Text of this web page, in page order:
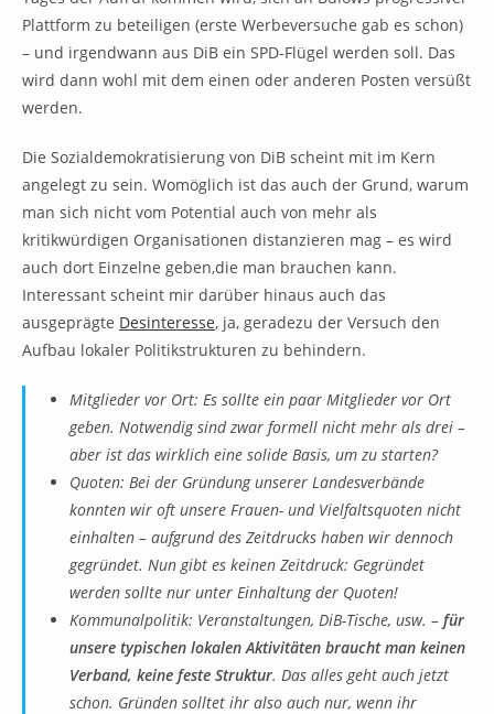
Plattform zu beteiligen (erste Werbeversuche gab es schon)
– und irgendwann aus DiB ein SPD-Flügel werden soll. Das
wird dann wohl mit dem einen oder anderen Posten versüßt
werden.
Die Sozialdemokratisierung von DiB scheint mit im Kern
angelegt zu sein. Womöglich ist das auch der Grund, warum
man sich nicht vom Potential auch von mehr als
kritikwürdigen Organisationen distanzieren mag – es wird
auch dort Einzelne geben,die man brauchen kann.
Interessant scheint mir darüber hinaus auch das
ausgeprägte Desinteresse, ja, geradezu der Versuch den
Aufbau lokaler Politikstrukturen zu behindern.
Mitglieder vor Ort: Es sollte ein paar Mitglieder vor Ort
geben. Notwendig sind zwar formell nicht mehr als drei –
aber ist das wirklich eine solide Basis, um zu starten?
Quoten: Bei der Gründung unserer Landesverbände
konnten wir oft unsere Frauen- und Vielfaltsquoten nicht
einhalten – aufgrund des Zeitdrucks haben wir dennoch
gegründet. Nun gibt es keinen Zeitdruck: Gegründet
werden sollte nur unter Einhaltung der Quoten!
Kommunalpolitik: Veranstaltungen, DiB-Tische, usw. – für
unsere typischen lokalen Aktivitäten braucht man keinen
Verband, keine feste Struktur. Das alles geht auch jetzt
schon. Gründen solltet ihr also auch nur, wenn ihr